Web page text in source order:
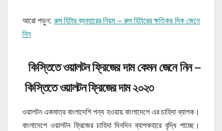
আরো পড়ুন:রুম হিটার ব্যবহারের নিয়ম – রুম হিটারের ক্ষতিকর দিক জেনে
নিন
কিস্তিতে ওয়ালটন ফ্রিজের দাম কেমন জেনে নিন –
কিস্তিতে ওয়ালটন ফ্রিজের দাম ২০২৩
ওয়ালটন একমাত্র বাংলাদেশি পন্য হওয়ায় বাংলাদেশে এর চাহিদা ব্যাপক।
বাংলাদেশে ওয়ালটন ফ্রিজের চাহিদা দিনদিন ব্যাপকহারে বৃদ্ধি পাচ্ছে।